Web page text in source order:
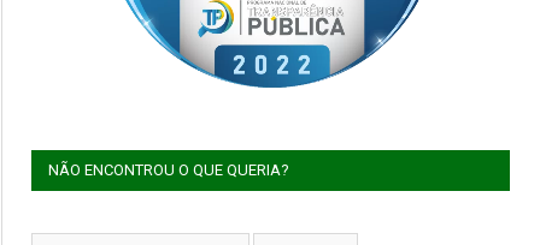
NÃO ENCONTROU O QUE QUERIA?